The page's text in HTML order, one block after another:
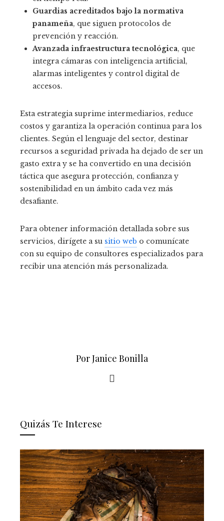
Guardias acreditados bajo la normativa
panameña, que siguen protocolos de
prevención y reacción.
Avanzada infraestructura tecnológica, que
integra cámaras con inteligencia artificial,
alarmas inteligentes y control digital de
accesos.
Esta estrategia suprime intermediarios, reduce
costos y garantiza la operación continua para los
clientes. Según el lenguaje del sector, destinar
recursos a seguridad privada ha dejado de ser un
gasto extra y se ha convertido en una decisión
táctica que asegura protección, confianza y
sostenibilidad en un ámbito cada vez más
desafiante.
Para obtener información detallada sobre sus
servicios, dirígete a su sitio web o comunícate
con su equipo de consultores especializados para
recibir una atención más personalizada.
Por Janice Bonilla
Quizás Te Interese